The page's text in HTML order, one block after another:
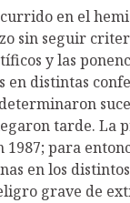
en el
sin seguir
y las
en distintas
tarde. La
1987; para
en los
grave de